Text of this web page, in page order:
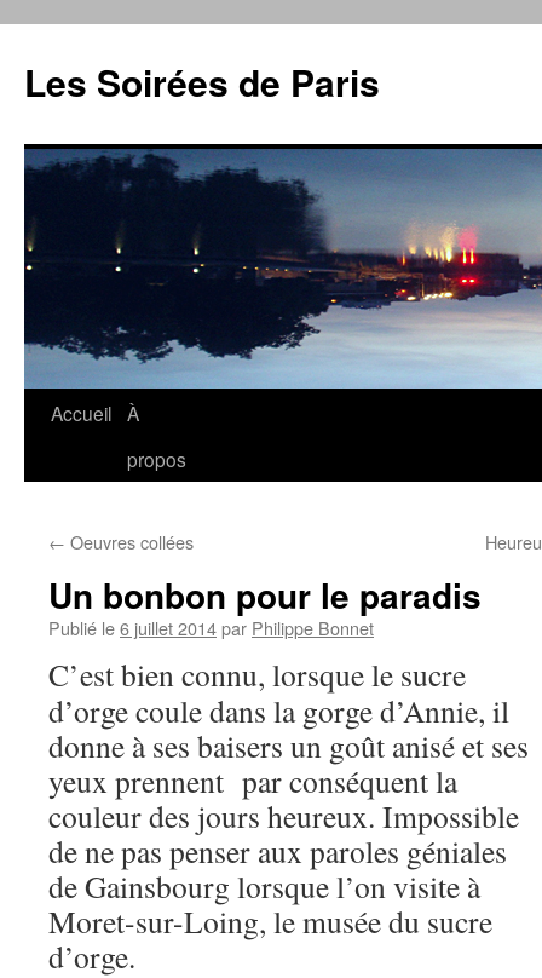
contenu
Les Soirées de Paris
Accueil À
propos
← Oeuvres collées
Un bonbon pour le paradis
Publié le6 juillet 2014par Philippe Bonnet
C’est bien connu, lorsque le sucre
d’orge coule dans la gorge d’Annie, il
donne à ses baisers un goût anisé et ses
yeux prennent par conséquent la
couleur des jours heureux. Impossible
de ne pas penser aux paroles géniales
de Gainsbourg lorsque l’on visite à
Moret-sur-Loing, le musée du sucre
d’orge.